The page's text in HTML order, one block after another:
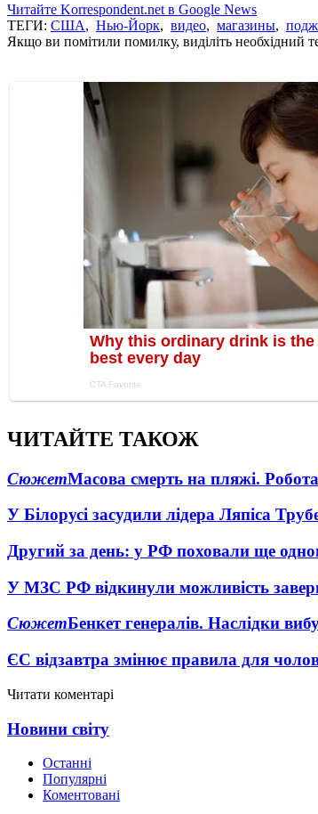
Читайте Korrespondent.net в Google News
ТЕГИ: США, Нью-Йорк, видео, магазины,
Якщо ви помітили помилку, виділіть необхідний
ЧИТАЙТЕ ТАКОЖ
СюжетМасова смерть на пляжі.
У Білорусі засудили лідера Ляпіса
Другий за день: у РФ поховали ще
У МЗС РФ відкинули можливість
СюжетБенкет генералів. Наслідки
ЄС відзавтра змінює правила для
Читати коментарі
Новини світу
Останні
Популярні
Коментовані